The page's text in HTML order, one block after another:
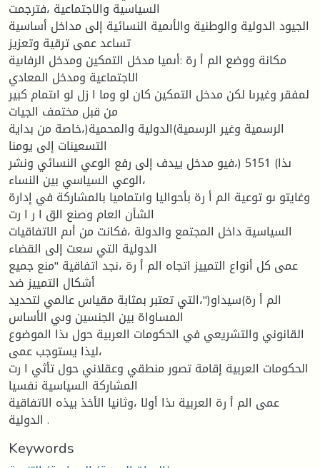
السياسية والاجتماعية ،فترجمت
الجيود الدولية والوطنية والأىمية النسائية إلى مداخل أساسية
تساعد عمى ترقية وتعزيز
مكانة ووضع الم أ رة :أىميا مدخل التمكين ومدخل الرفاىية
الاجتماعية ومدخل المعادي
لمفقر وغيرىا لكن مدخل التمكين كان لو وما ا زل لو اىتمام كبير
من قبل مختمف الجيات
الرسمية وغير الرسمية)الدولية والمحمية(،خاصة من بداية
التسعينات إلى يومنا
ىذا) 5151 (،فيو مدخل ييدف إلى رفع الوعي النسائي ونشر
الوعي السياسي بين النساء،
وغايتو ىو توعية الم أ رة بأحواليا واىتماميا بالمشاركة في إدارة
الشأن العام وصنع الق ا ر ا رت
السياسية داخل المجتمع والدولة ،فكانت من أىم الاتفاقيات
الدولية التي سعت إلى القضاء
عمى كل أنواع التمييز اتجاه الم أ رة ،نجد اتفاقية "منع جميع
أشكال التمييز ضد
الم أ رة)سيداو("،التي تعتبر بمثابة مقياس عالمي لتحديد
المساواة بين الجنسين وىي الأساس
القانوني والتشريعي في الحكومات العربية حول ىذا الموضوع
،ليذا يستوجب عمى
الحكومات العربية إقامة تصور منطقي وعقلاني حول تأثي ا رت
المشاركة السياسية نفسيا
عمى الم أ رة العربية ىذا أولا ،وثانيا الأخذ بيذه الاتفاقية
الدولية .
Keywords